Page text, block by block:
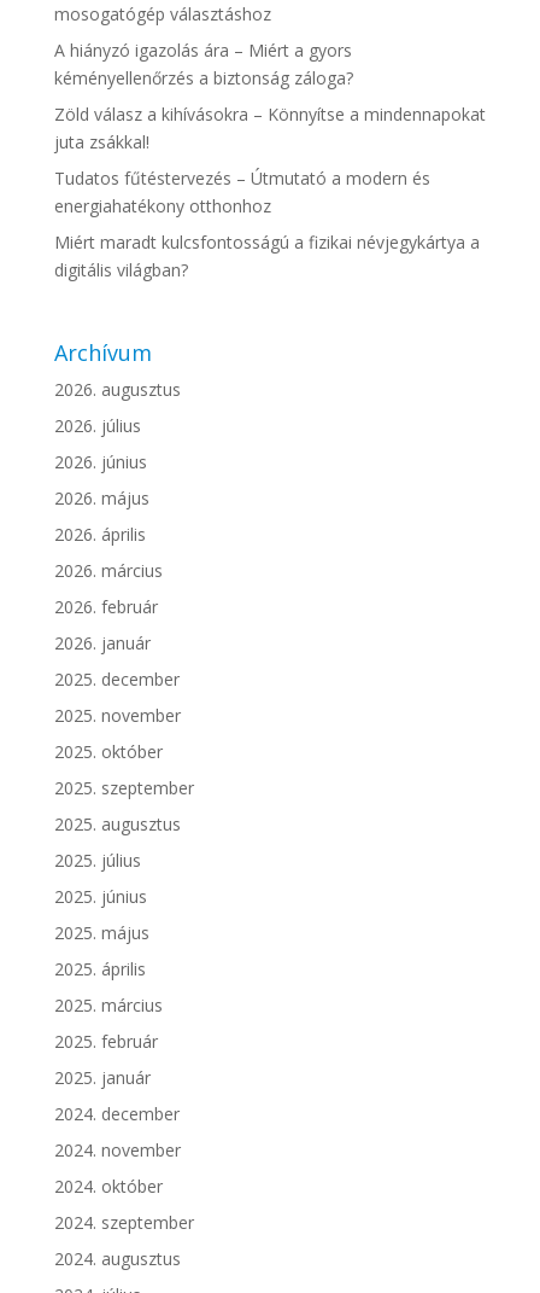
mosogatógép választáshoz
A hiányzó igazolás ára – Miért a gyors
kéményellenőrzés a biztonság záloga?
Zöld válasz a kihívásokra – Könnyítse a mindennapokat
juta zsákkal!
Tudatos fűtéstervezés – Útmutató a modern és
energiahatékony otthonhoz
Miért maradt kulcsfontosságú a fizikai névjegykártya a
digitális világban?
Archívum
2026. augusztus
2026. július
2026. június
2026. május
2026. április
2026. március
2026. február
2026. január
2025. december
2025. november
2025. október
2025. szeptember
2025. augusztus
2025. július
2025. június
2025. május
2025. április
2025. március
2025. február
2025. január
2024. december
2024. november
2024. október
2024. szeptember
2024. augusztus